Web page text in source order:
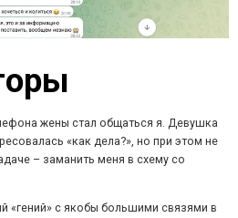
жены стал общаться я. Девушка
«как дела?», но при этом не
– заманить меня в схему со
«гений» с якобы большими связями в